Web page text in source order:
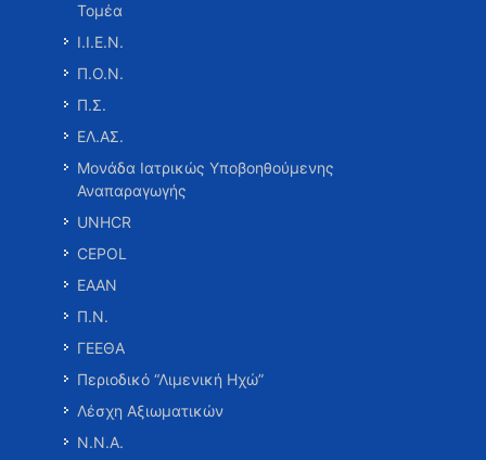
Τομέα
Ι.Ι.Ε.Ν.
Π.Ο.Ν.
Π.Σ.
ΕΛ.ΑΣ.
Μονάδα Ιατρικώς Υποβοηθούμενης
Αναπαραγωγής
UNHCR
CEPOL
ΕΑΑΝ
Π.Ν.
ΓΕΕΘΑ
Περιοδικό “Λιμενική Ηχώ”
Λέσχη Αξιωματικών
Ν.Ν.Α.